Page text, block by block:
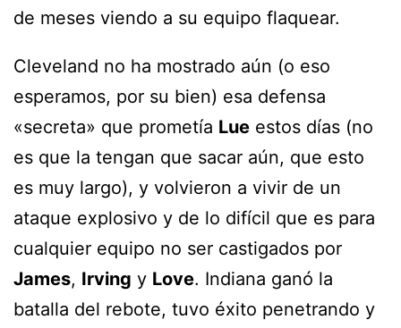
de meses viendo a su equipo flaquear.
Cleveland no ha mostrado aún (o eso
esperamos, por su bien) esa defensa
«secreta» que prometía Lue estos días (no
es que la tengan que sacar aún, que esto
es muy largo), y volvieron a vivir de un
ataque explosivo y de lo difícil que es para
cualquier equipo no ser castigados por
James, Irving y Love. Indiana ganó la
batalla del rebote, tuvo éxito penetrando y